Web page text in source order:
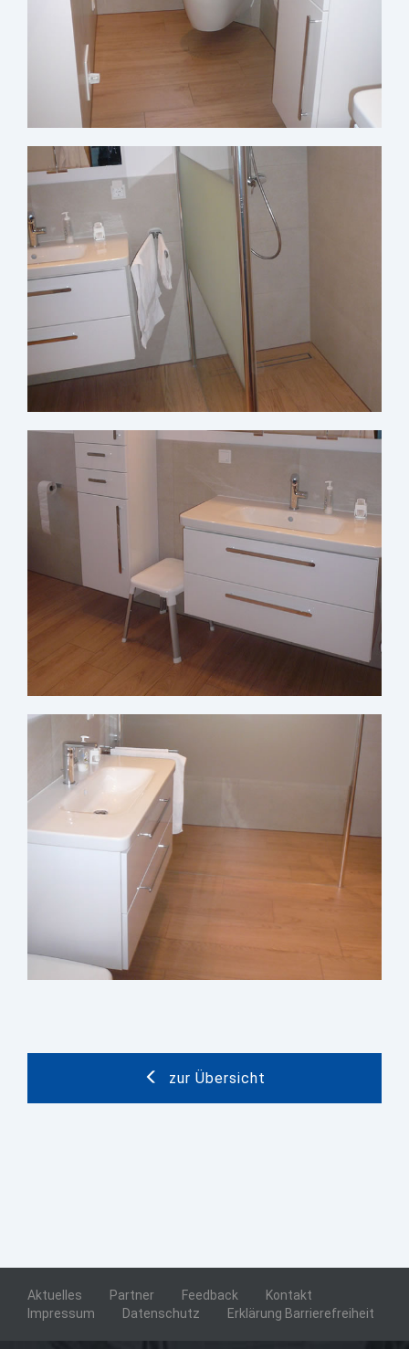
zur Übersicht
Aktuelles Partner Feedback
Kontakt
Impressum
Datenschutz Erklärung Barrierefreiheit